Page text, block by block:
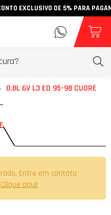
EXCLUSIVO DE 5% PARA
0.8L 6V L3 ED 95-98 CUORE
Entre em contato
Clique aqui!